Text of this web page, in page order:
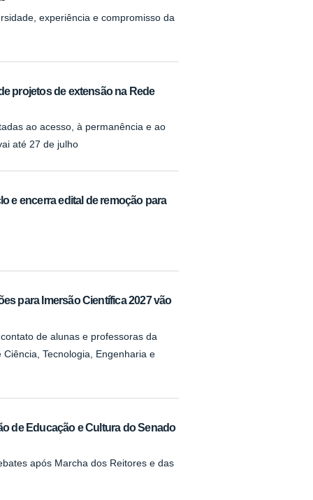
experiência e compromisso da
projetos de extensão na Rede
ao acesso, à permanência e ao
até 27 de julho
e encerra edital de remoção para
para Imersão Científica 2027 vão
de alunas e professoras da
Tecnologia, Engenharia e
de Educação e Cultura do Senado
após Marcha dos Reitores e das